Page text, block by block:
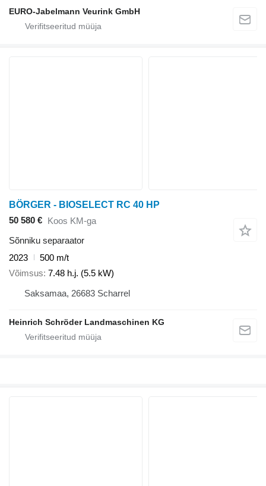
EURO-Jabelmann Veurink GmbH
BÖRGER - BIOSELECT RC 40 HP
50 580 € Koos KM-ga
Sõnniku separaator
2023
500 m/t
Võimsus 7.48 h.j. (5.5 kW)
Saksamaa, 26683 Scharrel
Heinrich Schröder Landmaschinen KG